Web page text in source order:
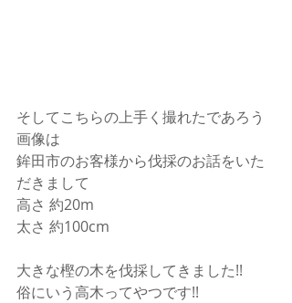
そしてこちらの上手く撮れたであろう
画像は
鉾田市のお客様から伐採のお話をいた
だきまして
高さ 約20m
太さ 約100cm
大きな樫の木を伐採してきました!!
俗にいう高木ってやつです!!